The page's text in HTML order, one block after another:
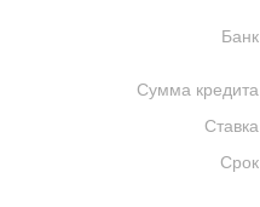
Банк
Сумма кредита
Ставка
Срок